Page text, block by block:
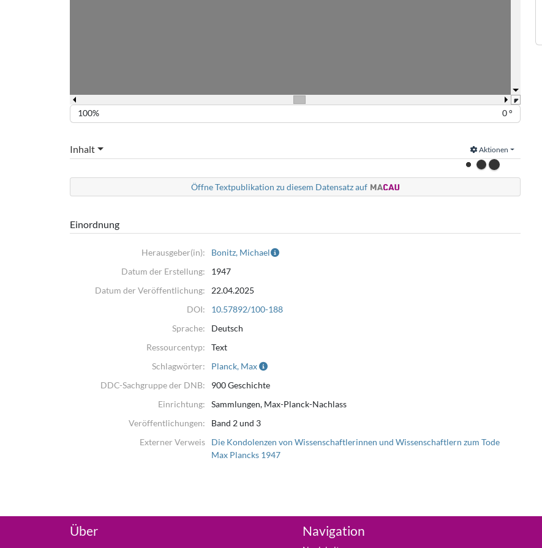
100% 0 °
Inhalt Aktionen
Öffne Textpublikation zu diesem Datensatz auf
Einordnung
Herausgeber(in):
Bonitz, Michael
Datum der Erstellung:
1947
Datum der Veröffentlichung:
22.04.2025
DOI:
10.57892/100-188
Sprache:
Deutsch
Ressourcentyp:
Text
Schlagwörter:
Planck, Max
DDC-Sachgruppe der DNB:
900 Geschichte
Einrichtung:
Sammlungen, Max-Planck-Nachlass
Veröffentlichungen:
Band 2 und 3
Externer Verweis
Die Kondolenzen von Wissenschaftlerinnen und Wissenschaftlern zum Tode
Max Plancks 1947
Über Navigation